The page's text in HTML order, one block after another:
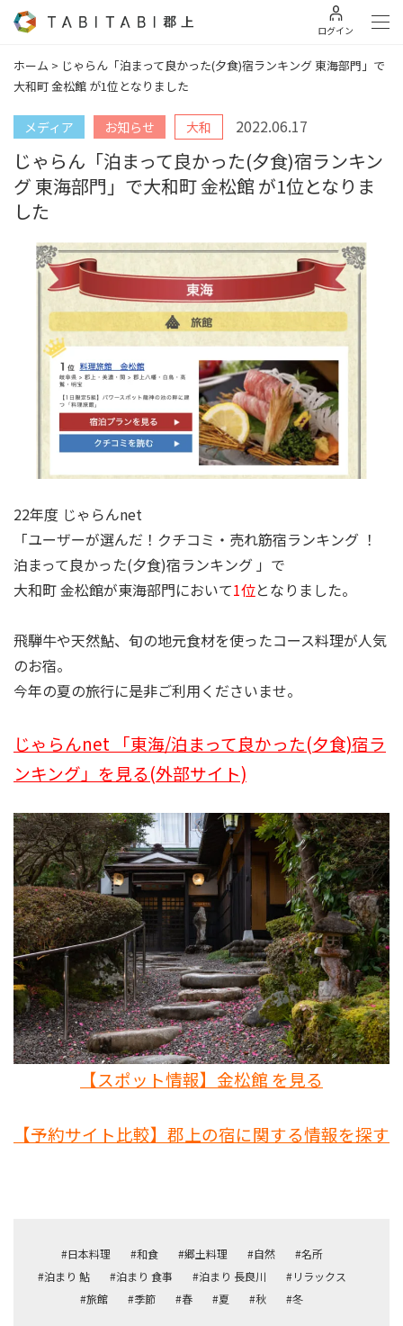
ログイン
ホーム > じゃらん「泊まって良かった(夕食)宿ランキング 東海部門」で
大和町 金松館 が1位となりました
メディア お知らせ 大和 2022.06.17
じゃらん「泊まって良かった(夕食)宿ランキン
グ 東海部門」で大和町 金松館 が1位となりま
した
22年度 じゃらんnet
「ユーザーが選んだ！クチコミ・売れ筋宿ランキング ！
泊まって良かった(夕食)宿ランキング 」 で
大和町 金松館が東海部門において1位となりました。
飛騨牛や天然鮎、旬の地元食材を使ったコース料理が人気
のお宿。
今年の夏の旅行に是非ご利用くださいませ。
じゃらんnet 「東海/泊まって良かった(夕食)宿ラ
ンキング」を見る(外部サイト)
【スポット情報】金松館 を見る
【予約サイト比較】郡上の宿に関する情報を探す
#日本料理 #和食 #郷土料理 #自然
#名所
#泊まり 鮎
#泊まり 食事 #泊まり 長良川
#リラックス
#旅館
#季節 #春 #夏 #秋 #冬